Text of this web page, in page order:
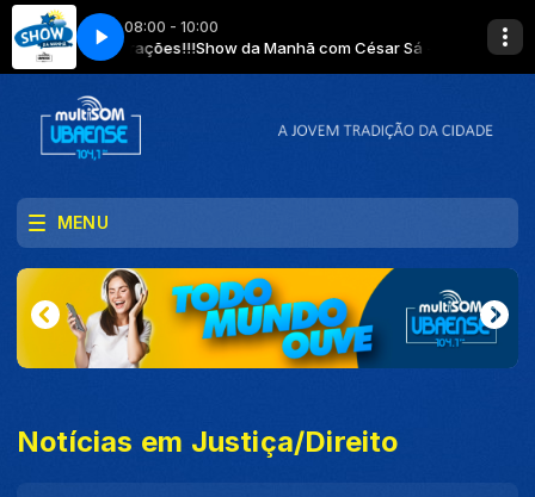
08:00 - 10:00
Evite aglomerações!!!Show da Manhã com César Sá - Use máscara!!!
MENU
Notícias em Justiça/Direito